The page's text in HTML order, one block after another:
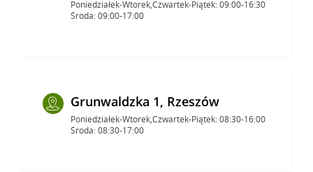
Poniedziałek-Wtorek,Czwartek-Piątek: 09:00-16:30
Środa: 09:00-17:00
Grunwaldzka 1, Rzeszów
Poniedziałek-Wtorek,Czwartek-Piątek: 08:30-16:00
Środa: 08:30-17:00